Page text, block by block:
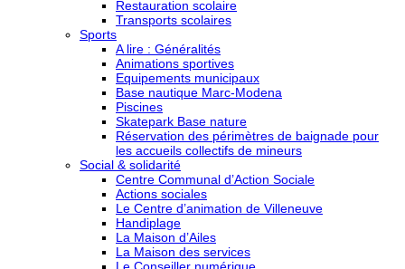
Restauration scolaire
Transports scolaires
Sports
A lire : Généralités
Animations sportives
Equipements municipaux
Base nautique Marc-Modena
Piscines
Skatepark Base nature
Réservation des périmètres de baignade pour
les accueils collectifs de mineurs
Social & solidarité
Centre Communal d’Action Sociale
Actions sociales
Le Centre d’animation de Villeneuve
Handiplage
La Maison d’Ailes
La Maison des services